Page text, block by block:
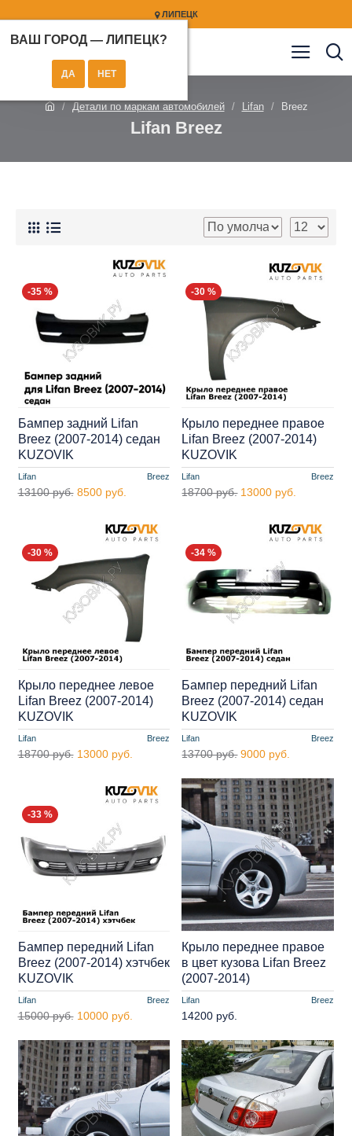
ЛИПЕЦК
ВАШ ГОРОД — ЛИПЕЦК?
Детали по маркам автомобилей Lifan Breez
Lifan Breez
-35 %
Lifan Breez
Бампер задний Lifan
Breez (2007-2014) седан
KUZOVIK
13100 руб. 8500 руб.
-30 %
Lifan Breez
Крыло переднее правое
Lifan Breez (2007-2014)
KUZOVIK
18700 руб. 13000 руб.
-30 %
Lifan Breez
Крыло переднее левое
Lifan Breez (2007-2014)
KUZOVIK
18700 руб. 13000 руб.
-34 %
Lifan Breez
Бампер передний Lifan
Breez (2007-2014) седан
KUZOVIK
13700 руб. 9000 руб.
-33 %
Lifan Breez
Бампер передний Lifan
Breez (2007-2014) хэтчбек
KUZOVIK
15000 руб. 10000 руб.
Lifan Breez
Крыло переднее правое
в цвет кузова Lifan Breez
(2007-2014)
14200 руб.